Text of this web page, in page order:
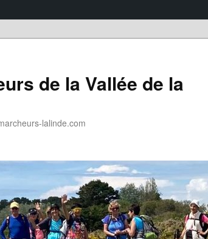
de la Vallée de la
lalinde.com